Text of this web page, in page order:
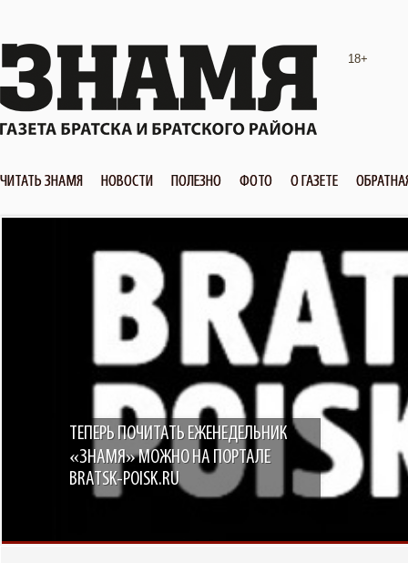
18+
ЧИТАТЬ ЗНАМЯ НОВОСТИ ПОЛЕЗНО ФОТО О ГАЗЕТЕ
ТЕПЕРЬ ПОЧИТАТЬ ЕЖЕНЕДЕЛЬНИК
«ЗНАМЯ» МОЖНО НА ПОРТАЛЕ
BRATSK-POISK.RU